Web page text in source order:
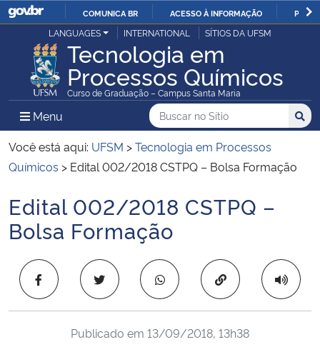
IR
PARA
O
CONTEÚDO
COMUNICA BR ACESSO À INFORMAÇÃO
Ministério da Justiça e Segurança Pública
Ministério da Defesa
Ministério das Relações Exteriores
Ministério da Infraestrutura
Ministério da Educação
Ministério da Cidadania
LANGUAGES INTERNATIONAL SÍTIOS DA UFSM
Tecnologia em
Processos Químicos
Curso de Graduação – Campus Santa Maria
Menu Menu Principal do Sítio
Busca
Buscar no no Sítio
Busca:
Você está aqui: UFSM >Tecnologia em Processos
Químicos > Edital 002/2018 CSTPQ – Bolsa Formação
Início do conteúdo
Edital 002/2018 CSTPQ –
Bolsa Formação
Copiar para área
Publicado em 13/09/2018, 13h38